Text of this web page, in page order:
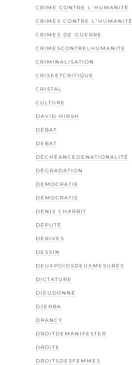
CRIME CONTRE L'HUMANITÉ
CRIMES CONTRE L'HUMANITÉ
CRIMES DE GUERRE
CRIMESCONTRELHUMANITE
CRIMINALISATION
CRISEETCRITIQUE
CRISTAL
CULTURE
DAVID HIRSH
DÉBAT
DEBAT
DÉCHÉANCEDENATIONALITÉ
DÉGRADATION
DEMOCRATIE
DÉMOCRATIE
DENIS CHARBIT
DÉPUTÉ
DÉRIVES
DESSIN
DEUXPOIDSDEUXMESURES
DICTATURE
DIEUDONNÉ
DJERBA
DRANCY
DROITDEMANIFESTER
DROITE
DROITSDESFEMMES